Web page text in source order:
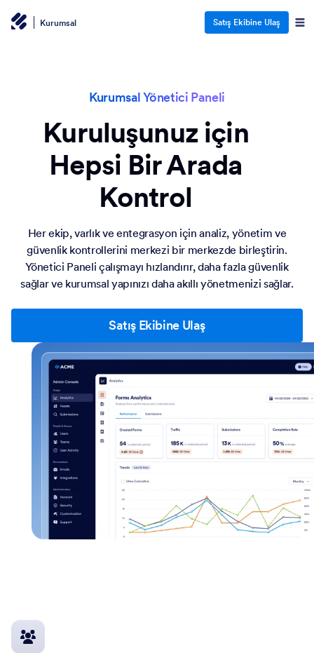
Kurumsal Satış Ekibine Ulaş
Kurumsal Yönetici Paneli
Kuruluşunuz için
Hepsi Bir Arada
Kontrol
Her ekip, varlık ve entegrasyon için analiz, yönetim ve
güvenlik kontrollerini merkezi bir merkezde birleştirin.
Yönetici Paneli çalışmayı hızlandırır, daha fazla güvenlik
sağlar ve kurumsal yapınızı daha akıllı yönetmenizi sağlar.
Satış Ekibine Ulaş